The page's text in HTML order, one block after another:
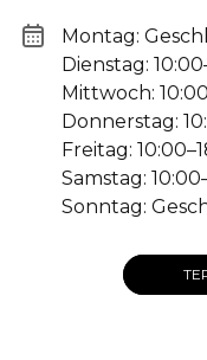
Montag:
Dienstag:
Mittwoch:
Donnerstag:
Freitag:
Samstag:
Sonntag: